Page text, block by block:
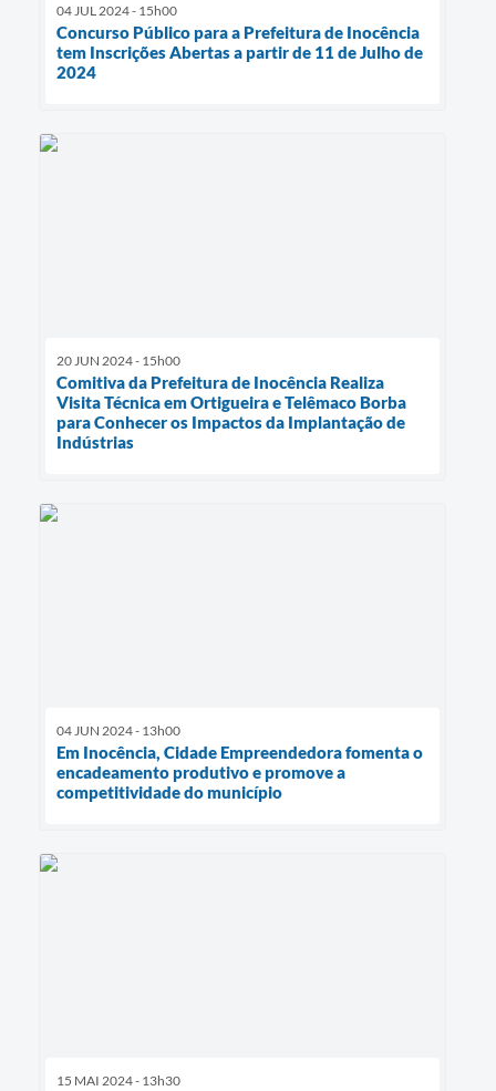
04 JUL 2024 - 15h00
Concurso Público para a Prefeitura de Inocência
tem Inscrições Abertas a partir de 11 de Julho de
2024
20 JUN 2024 - 15h00
Comitiva da Prefeitura de Inocência Realiza
Visita Técnica em Ortigueira e Telêmaco Borba
para Conhecer os Impactos da Implantação de
Indústrias
04 JUN 2024 - 13h00
Em Inocência, Cidade Empreendedora fomenta o
encadeamento produtivo e promove a
competitividade do município
15 MAI 2024 - 13h30